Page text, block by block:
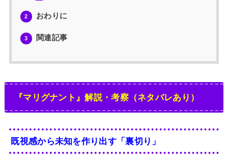
2 おわりに
3 関連記事
『マリグナント』解説・考察（ネタバレあり）
既視感から未知を作り出す「裏切り」